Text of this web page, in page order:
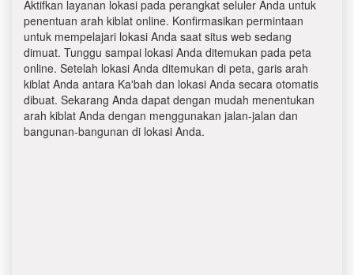
Aktifkan layanan lokasi pada perangkat seluler Anda untuk
penentuan arah kiblat online. Konfirmasikan permintaan
untuk mempelajari lokasi Anda saat situs web sedang
dimuat. Tunggu sampai lokasi Anda ditemukan pada peta
online. Setelah lokasi Anda ditemukan di peta, garis arah
kiblat Anda antara Ka'bah dan lokasi Anda secara otomatis
dibuat. Sekarang Anda dapat dengan mudah menentukan
arah kiblat Anda dengan menggunakan jalan-jalan dan
bangunan-bangunan di lokasi Anda.